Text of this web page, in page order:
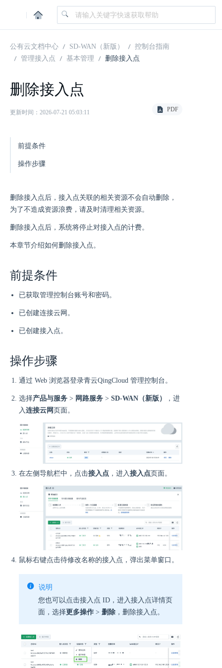
|
公有云文档中心 SD-WAN（新版）
控制台指南
管理接入点
基本管理 删除接入点
删除接入点
更新时间：2026-07-21 05:03:11 PDF
前提条件
操作步骤
删除接入点后，接入点关联的相关资源不会自动删除，
为了不造成资源浪费，请及时清理相关资源。
删除接入点后，系统将停止对接入点的计费。
本章节介绍如何删除接入点。
前提条件
已获取管理控制台账号和密码。
已创建连接云网。
已创建接入点。
操作步骤
通过 Web 浏览器登录青云QingCloud 管理控制台。
选择产品与服务 > 网路服务 > SD-WAN（新版）
，进
入连接云网页面。
在左侧导航栏中，点击接入点 ，进入接入点页面。
鼠标右键点击待修改名称的接入点，弹出菜单窗口。
说明
您也可以点击接入点 ID，进入接入点详情页
面，选择更多操作 > 删除 ，删除接入点。